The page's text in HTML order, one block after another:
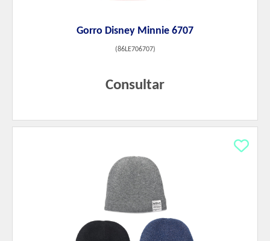
Gorro Disney Minnie 6707
(86LE706707)
Consultar